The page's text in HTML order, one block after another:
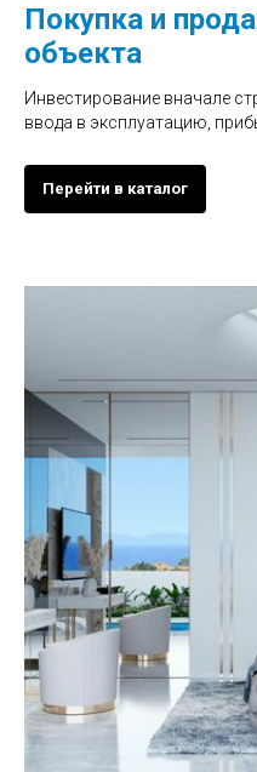
Покупка и
объекта
Инвестирование вначале
ввода в эксплуатацию,
Перейти в каталог